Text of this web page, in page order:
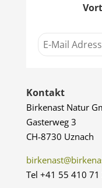
Kontakt
Birkenast Natur
Gasterweg 3
CH-8730 Uznach
Tel +41 55 410 71